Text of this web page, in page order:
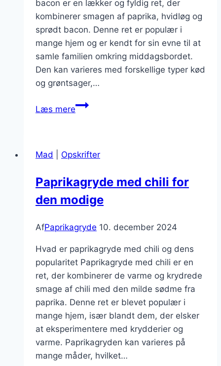
bacon er en lækker og fyldig ret, der
kombinerer smagen af paprika, hvidløg og
sprødt bacon. Denne ret er populær i
mange hjem og er kendt for sin evne til at
samle familien omkring middagsbordet.
Den kan varieres med forskellige typer kød
og grøntsager,…
Læs merePaprikagryde
bacon
Mad Opskrifter
Paprikagryde med chili for
den modige
AfPaprikagryde 10. december 2024
Hvad er paprikagryde med chili og dens
popularitet Paprikagryde med chili er en
ret, der kombinerer de varme og krydrede
smage af chili med den milde sødme fra
paprika. Denne ret er blevet populær i
mange hjem, især blandt dem, der elsker
at eksperimentere med krydderier og
varme. Paprikagryden kan varieres på
mange måder, hvilket…